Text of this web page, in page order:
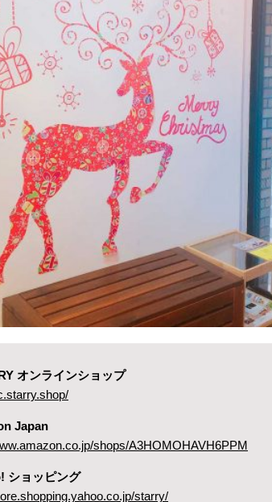
オンラインショップ
Japan
shops/A3HOMOHAVH6PPM
ショッピング
starry/